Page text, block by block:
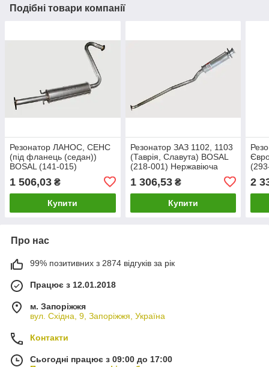
Подібні товари компанії
Резонатор ЛАНОС, СЕНС
(під фланець (седан))
BOSAL (141-015)
сталь.Оригінал (TF69Y0-
12)/ (Daewoo Lanos,
1 506,03 ₴
Купити
Резонатор ЗАЗ 1102, 1103
(Таврія, Славута) BOSAL
(218-001) Нержавіюча
Посилений
1 306,53₴
Купити
2
Про нас
99% позитивних з 2874 відгуків за рік
Працює з 12.01.2018
м. Запоріжжя
вул. Східна, 9, Запоріжжя, Україна
Контакти
Сьогодні працює з 09:00 до 17:00